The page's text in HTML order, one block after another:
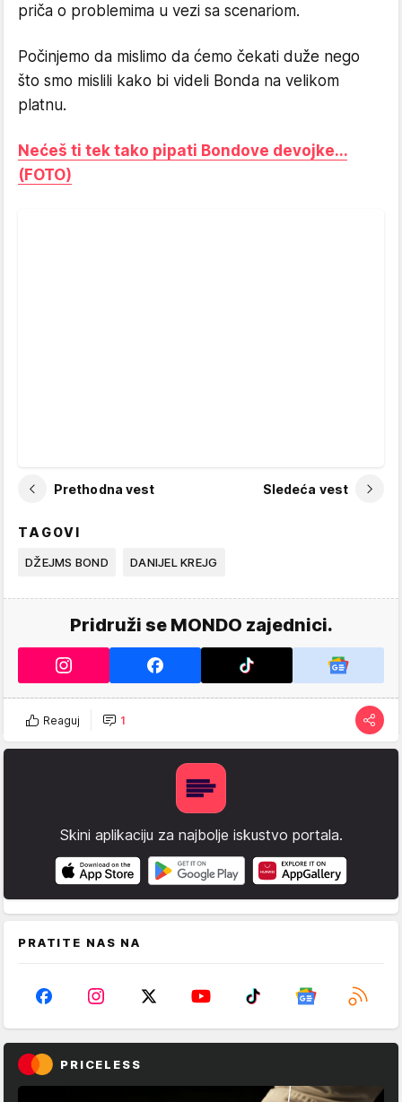
priča o problemima u vezi sa scenariom.
Počinjemo da mislimo da ćemo čekati duže nego
što smo mislili kako bi videli Bonda na velikom
platnu.
Nećeš ti tek tako pipati Bondove devojke...
(FOTO)
Prethodna vest Sledeća vest
TAGOVI
DŽEJMS BOND DANIJEL KREJG
Pridruži se MONDO zajednici.
Reaguj 1
Skini aplikaciju za najbolje iskustvo portala.
PRATITE NAS NA
PRICELESS